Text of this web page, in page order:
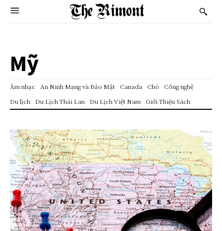
Mỹ
Âm nhạc An Ninh Mạng và Bảo Mật Canada Chó
Công nghệ
Du lịch
Du Lịch Thái Lan Du Lịch Việt Nam Giới Thiệu Sách